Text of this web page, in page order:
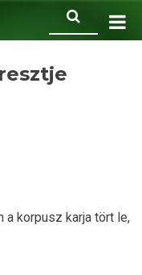
a korpusz karja tört le,